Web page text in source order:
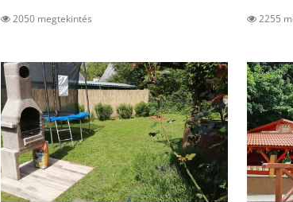
2050 megtekintés 2255